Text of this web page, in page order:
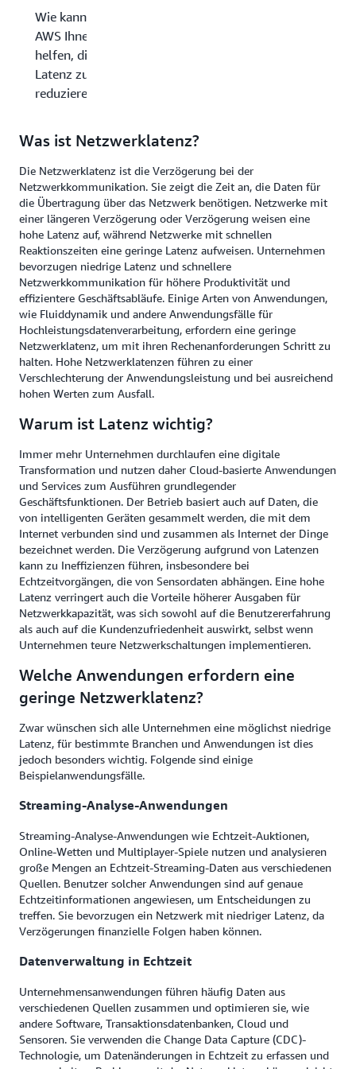
Wie kann
AWS Ihnen
helfen, die
Latenz zu
reduzieren?
Was ist Netzwerklatenz?
Die Netzwerklatenz ist die Verzögerung bei der
Netzwerkkommunikation. Sie zeigt die Zeit an, die Daten für
die Übertragung über das Netzwerk benötigen. Netzwerke mit
einer längeren Verzögerung oder Verzögerung weisen eine
hohe Latenz auf, während Netzwerke mit schnellen
Reaktionszeiten eine geringe Latenz aufweisen. Unternehmen
bevorzugen niedrige Latenz und schnellere
Netzwerkkommunikation für höhere Produktivität und
effizientere Geschäftsabläufe. Einige Arten von Anwendungen,
wie Fluiddynamik und andere Anwendungsfälle für
Hochleistungsdatenverarbeitung, erfordern eine geringe
Netzwerklatenz, um mit ihren Rechenanforderungen Schritt zu
halten. Hohe Netzwerklatenzen führen zu einer
Verschlechterung der Anwendungsleistung und bei ausreichend
hohen Werten zum Ausfall.
Warum ist Latenz wichtig?
Immer mehr Unternehmen durchlaufen eine digitale
Transformation und nutzen daher Cloud-basierte Anwendungen
und Services zum Ausführen grundlegender
Geschäftsfunktionen. Der Betrieb basiert auch auf Daten, die
von intelligenten Geräten gesammelt werden, die mit dem
Internet verbunden sind und zusammen als Internet der Dinge
bezeichnet werden. Die Verzögerung aufgrund von Latenzen
kann zu Ineffizienzen führen, insbesondere bei
Echtzeitvorgängen, die von Sensordaten abhängen. Eine hohe
Latenz verringert auch die Vorteile höherer Ausgaben für
Netzwerkkapazität, was sich sowohl auf die Benutzererfahrung
als auch auf die Kundenzufriedenheit auswirkt, selbst wenn
Unternehmen teure Netzwerkschaltungen implementieren.
Welche Anwendungen erfordern eine
geringe Netzwerklatenz?
Zwar wünschen sich alle Unternehmen eine möglichst niedrige
Latenz, für bestimmte Branchen und Anwendungen ist dies
jedoch besonders wichtig. Folgende sind einige
Beispielanwendungsfälle.
Streaming-Analyse-Anwendungen
Streaming-Analyse-Anwendungen wie Echtzeit-Auktionen,
Online-Wetten und Multiplayer-Spiele nutzen und analysieren
große Mengen an Echtzeit-Streaming-Daten aus verschiedenen
Quellen. Benutzer solcher Anwendungen sind auf genaue
Echtzeitinformationen angewiesen, um Entscheidungen zu
treffen. Sie bevorzugen ein Netzwerk mit niedriger Latenz, da
Verzögerungen finanzielle Folgen haben können.
Datenverwaltung in Echtzeit
Unternehmensanwendungen führen häufig Daten aus
verschiedenen Quellen zusammen und optimieren sie, wie
andere Software, Transaktionsdatenbanken, Cloud und
Sensoren. Sie verwenden die Change Data Capture (CDC)-
Technologie, um Datenänderungen in Echtzeit zu erfassen und